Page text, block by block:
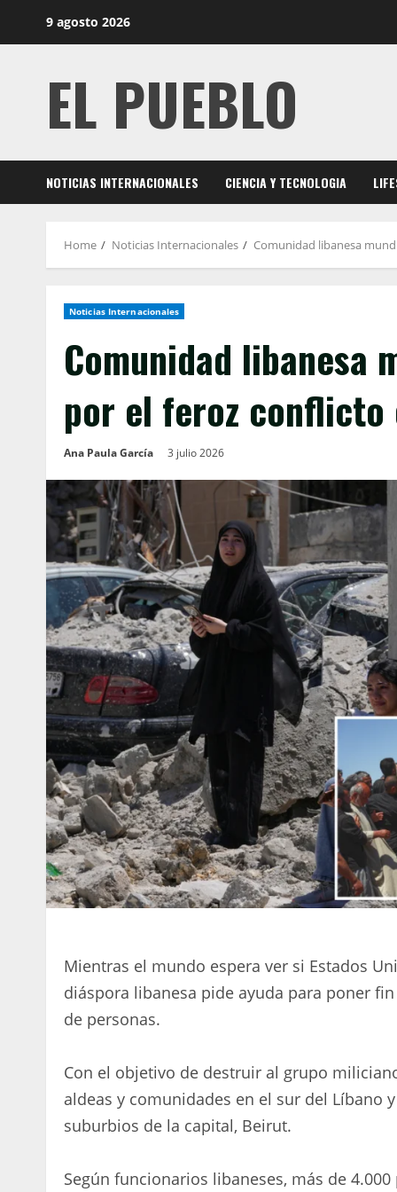
9 agosto 2026
EL PUEBLO
NOTICIAS INTERNACIONALES CIENCIA Y TECNOLOGIA
Home Noticias Internacionales Comunidad libanesa
Noticias Internacionales
Comunidad libanesa
por el feroz conflicto
Ana Paula García 3 julio 2026
Mientras el mundo espera ver si Estados
diáspora libanesa pide ayuda para poner
de personas.
Con el objetivo de destruir al grupo
aldeas y comunidades en el sur del Líbano
suburbios de la capital, Beirut.
Según funcionarios libaneses, más de